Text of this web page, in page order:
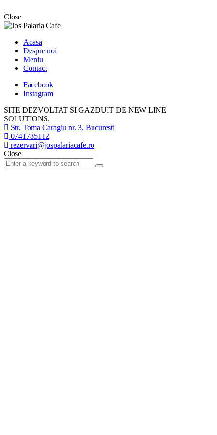
Close
Acasa
Despre noi
Meniu
Contact
Facebook
Instagram
SITE DEZVOLTAT SI GAZDUIT DE NEW LINE
SOLUTIONS.
Str. Toma Caragiu nr. 3, Bucuresti
0741785112
rezervari@jospalariacafe.ro
Close
Search
for:
Search